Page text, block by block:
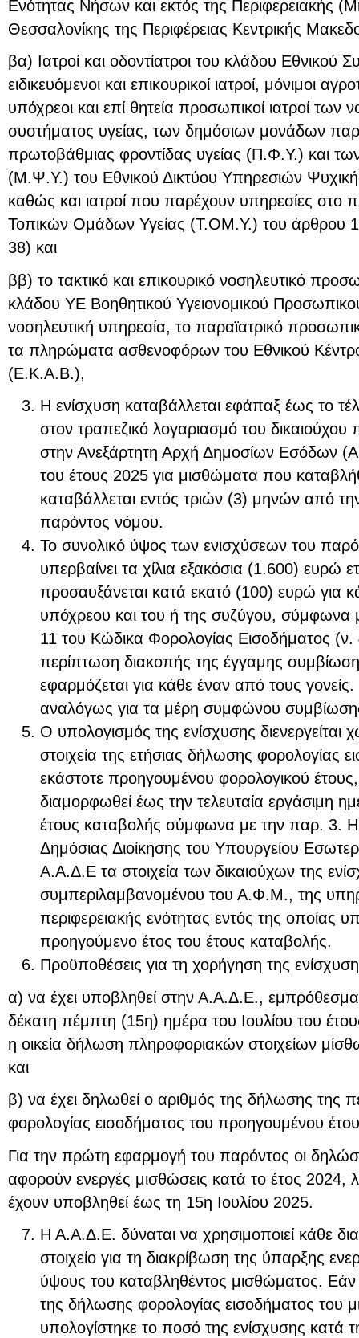
Ενότητας Νήσων και εκτός της Περιφερειακής
Θεσσαλονίκης της Περιφέρειας Κεντρικής
βα) Ιατροί και οδοντίατροι του κλάδου Εθνικού
ειδικευόμενοι και επικουρικοί ιατροί, μόνιμοι
υπόχρεοι και επί θητεία προσωπικοί ιατροί των
συστήματος υγείας, των δημόσιων μονάδων
πρωτοβάθμιας φροντίδας υγείας (Π.Φ.Υ.) και
(Μ.Ψ.Υ.) του Εθνικού Δικτύου Υπηρεσιών
καθώς και ιατροί που παρέχουν υπηρεσίες στο
Τοπικών Ομάδων Υγείας (Τ.ΟΜ.Υ.) του άρθρου
38) και
ββ) το τακτικό και επικουρικό νοσηλευτικό
κλάδου ΥΕ Βοηθητικού Υγειονομικού
νοσηλευτική υπηρεσία, το παραϊατρικό
τα πληρώματα ασθενοφόρων του Εθνικού
(Ε.Κ.Α.Β.),
Η ενίσχυση καταβάλλεται εφάπαξ έως το
στον τραπεζικό λογαριασμό του δικαιούχου
στην Ανεξάρτητη Αρχή Δημοσίων Εσόδων
του έτους 2025 για μισθώματα που
καταβάλλεται εντός τριών (3) μηνών από
παρόντος νόμου.
Το συνολικό ύψος των ενισχύσεων του
υπερβαίνει τα χίλια εξακόσια (1.600) ευρώ
προσαυξάνεται κατά εκατό (100) ευρώ για
υπόχρεου και του ή της συζύγου,
11 του Κώδικα Φορολογίας Εισοδήματος
περίπτωση διακοπής της έγγαμης
εφαρμόζεται για κάθε έναν από τους
αναλόγως για τα μέρη συμφώνου
Ο υπολογισμός της ενίσχυσης διενεργείται
στοιχεία της ετήσιας δήλωσης φορολογίας
εκάστοτε προηγουμένου φορολογικού
διαμορφωθεί έως την τελευταία εργάσιμη
έτους καταβολής σύμφωνα με την παρ. 3. Η
Δημόσιας Διοίκησης του Υπουργείου
Α.Α.Δ.Ε τα στοιχεία των δικαιούχων της
συμπεριλαμβανομένου του Α.Φ.Μ., της
περιφερειακής ενότητας εντός της οποίας
προηγούμενο έτος του έτους καταβολής.
Προϋποθέσεις για τη χορήγηση της
α) να έχει υποβληθεί στην Α.Α.Δ.Ε.,
δέκατη πέμπτη (15η) ημέρα του Ιουλίου του
η οικεία δήλωση πληροφοριακών στοιχείων
και
β) να έχει δηλωθεί ο αριθμός της δήλωσης της
φορολογίας εισοδήματος του προηγουμένου
Για την πρώτη εφαρμογή του παρόντος οι
αφορούν ενεργές μισθώσεις κατά το έτος
έχουν υποβληθεί έως τη 15η Ιουλίου 2025.
Η Α.Α.Δ.Ε. δύναται να χρησιμοποιεί κάθε
στοιχείο για τη διακρίβωση της ύπαρξης
ύψους του καταβληθέντος μισθώματος. Εάν
της δήλωσης φορολογίας εισοδήματος του
υπολογίστηκε το ποσό της ενίσχυσης κατά